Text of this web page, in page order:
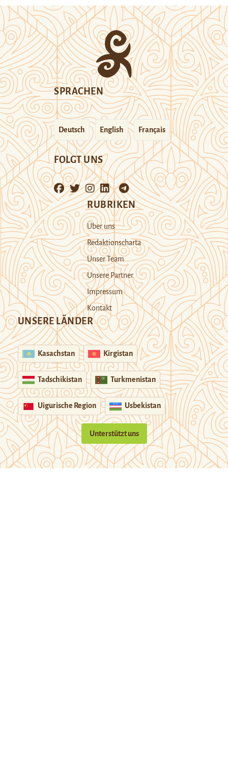
SPRACHEN
Deutsch English Français
FOLGT UNS
RUBRIKEN
Über uns
Redaktionscharta
Unser Team
Unsere Partner
Impressum
Kontakt
UNSERE LÄNDER
Kasachstan Kirgistan
Tadschikistan Turkmenistan
Uigurische Region Usbekistan
Unterstützt uns